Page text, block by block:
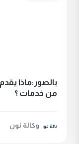
بالصور:ماذا
من خدمات ؟
وكالة نون